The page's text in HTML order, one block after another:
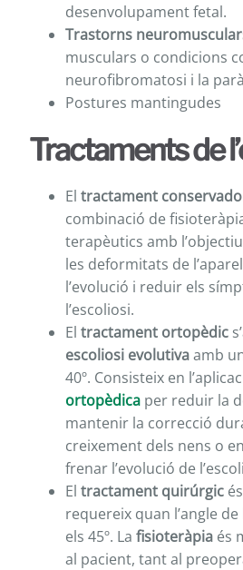
desenvolupament fetal.
Trastorns
musculars o condicions
neurofibromatosi i la
Postures mantingudes
Tractaments de
El tractament
combinació de
terapèutics amb
les deformitats de
l’evolució i reduir els
l’escoliosi.
El tractament ortopèdic
escoliosi evolutivaamb
40º. Consisteix en
ortopèdicaper reduir la
mantenir la correcció
creixement dels nens o
frenar l’evolució de
El tractament quirúrgic
requereix quan l’angle de
els 45º. La fisioteràpia és
al pacient, tant al